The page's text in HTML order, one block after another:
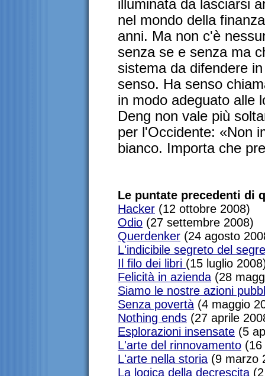
illuminata da lasciarsi
nel mondo della
anni. Ma non c'è
senza se e senza ma
sistema da difendere
senso. Ha senso
in modo adeguato alle
Deng non vale più
per l'Occidente: «Non
bianco. Importa che
Le puntate precedenti di
Hacker (12 ottobre 2008)
Odio (27 settembre 2008)
Querdenker (24 agosto
L'indicibile segreto del
Il filo dei libri (15 luglio
Felicità in azienda (28
Siamo le nostre azioni
Senza povertà (4 maggio
Nothing ends (27 aprile
Esplorazioni insensate (5
L'arte del rinnovamento
L'arte nella storia (9 marzo
La logica della decrescita